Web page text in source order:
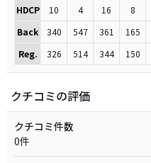
HDCP
10 4 16 8
Back
340 547 361 165
Reg.
326 514 344 150
クチコミの評価
クチコミ件数
0件